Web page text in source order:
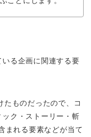
る企画に関連する要
ものだったので、コ
ク・ストーリー・斬
まれる要素などが当て